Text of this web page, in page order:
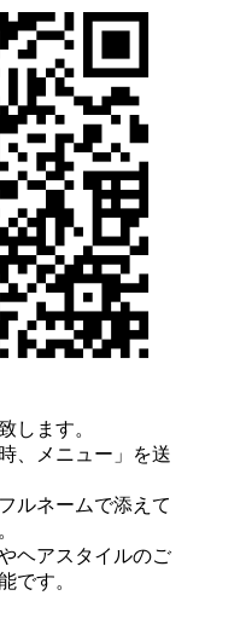
します。
、メニュー」を送
ルネームで添えて
ヘアスタイルのご
です。